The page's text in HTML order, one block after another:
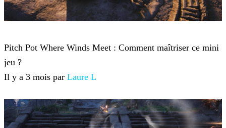
Pitch Pot Where Winds Meet : Comment maîtriser ce mini
jeu ?
Il y a 3 mois par Laure L